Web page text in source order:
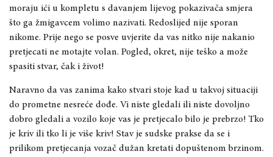
moraju ići u kompletu s davanjem lijevog pokazivača smjera
što ga žmigavcem volimo nazivati. Redoslijed nije sporan
nikome. Prije nego se posve uvjerite da vas nitko nije nakanio
pretjecati ne motajte volan. Pogled, okret, nije teško a može
spasiti stvar, čak i život!
Naravno da vas zanima kako stvari stoje kad u takvoj situaciji
do prometne nesreće dođe. Vi niste gledali ili niste dovoljno
dobro gledali a vozilo koje vas je pretjecalo bilo je prebrzo! Tko
je kriv ili tko li je više kriv! Stav je sudske prakse da se i
prilikom pretjecanja vozač dužan kretati dopuštenom brzinom.